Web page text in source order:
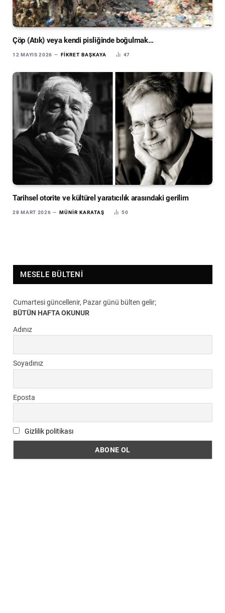
Çöp (Atık) veya kendi pisliğinde boğulmak…
12 MAYIS 2026 FIKRET BAŞKAYA 47
Tarihsel otorite ve kültürel yaratıcılık arasındaki gerilim
28 MART 2026 MÜNIR KARATAŞ 50
MESELE BÜLTENI
Cumartesi güncellenir, Pazar günü bülten gelir;
BÜTÜN HAFTA OKUNUR
Adınız
Soyadınız
Eposta
Gizlilik politikası